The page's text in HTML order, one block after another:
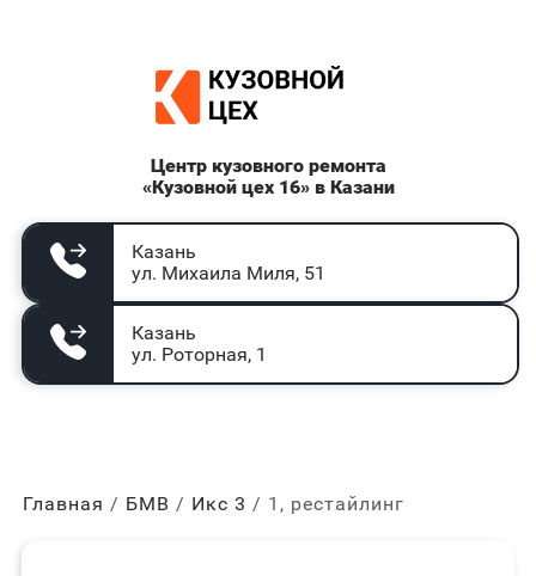
Центр кузовного ремонта
«Кузовной цех 16» в Казани
Казань
ул. Михаила Миля, 51
Казань
ул. Роторная, 1
Главная БМВ Икс 3 1, рестайлинг